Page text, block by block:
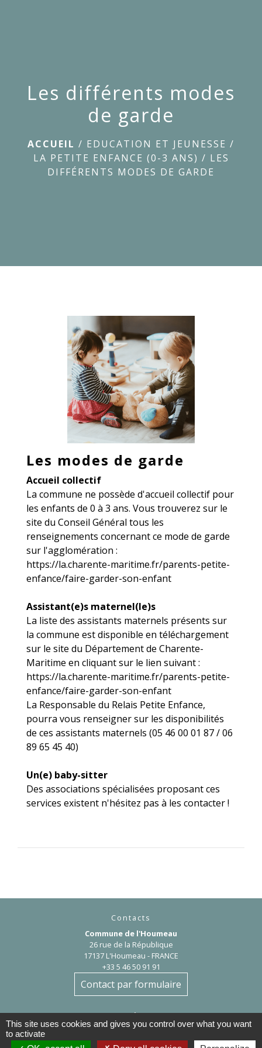
Les différents modes
de garde
ACCUEIL / EDUCATION ET JEUNESSE /
LA PETITE ENFANCE (0-3 ANS) / LES
DIFFÉRENTS MODES DE GARDE
Les modes de garde
Accueil collectif
La commune ne possède d'accueil collectif pour
les enfants de 0 à 3 ans. Vous trouverez sur le
site du Conseil Général tous les
renseignements concernant ce mode de garde
sur l'agglomération :
https://la.charente-maritime.fr/parents-petite-
enfance/faire-garder-son-enfant
Assistant(e)s maternel(le)s
La liste des assistants maternels présents sur
la commune est disponible en téléchargement
sur le site du Département de Charente-
Maritime en cliquant sur le lien suivant :
https://la.charente-maritime.fr/parents-petite-
enfance/faire-garder-son-enfant
La Responsable du Relais Petite Enfance,
pourra vous renseigner sur les disponibilités
de ces assistants maternels (05 46 00 01 87 / 06
89 65 45 40)
Un(e) baby-sitter
Des associations spécialisées proposant ces
services existent n'hésitez pas à les contacter !
Contacts
Commune de l'Houmeau
26 rue de la République
17137 L'Houmeau - FRANCE
+33 5 46 50 91 91
Contact par formulaire
Astreinte
En semaine à partir de 17h, samedi, dimanche et jours fériés :06 76 72
This site uses cookies and gives you control over what you want
to activate